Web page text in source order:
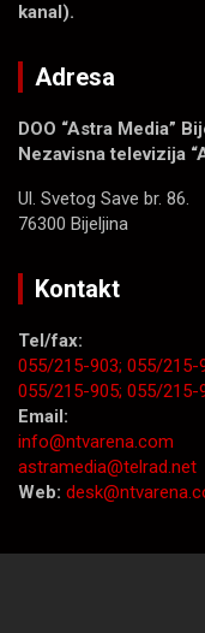
kanal).
Adresa
DOO “Astra Media”
Nezavisna televizija
Ul. Svetog Save br. 86.
76300 Bijeljina
Kontakt
Tel/fax:
055/215-903; 055/215-
055/215-905; 055/215-
Email:
info@ntvarena.com
astramedia@telrad.net
Web: